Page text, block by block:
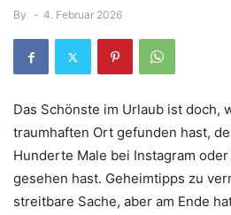
By - 4. Februar 2026
Das Schönste im Urlaub ist doch,
traumhaften Ort gefunden hast,
Hunderte Male bei Instagram
gesehen hast. Geheimtipps zu
streitbare Sache, aber am Ende